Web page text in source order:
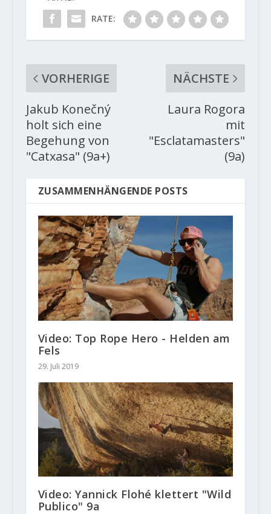
RATE:
VORHERIGE
Jakub Konečný
holt sich eine
Begehung von
"Catxasa" (9a+)
NÄCHSTE
Laura Rogora
mit
"Esclatamasters"
(9a)
ZUSAMMENHÄNGENDE POSTS
Video: Top Rope Hero - Helden am
Fels
29. Juli 2019
Video: Yannick Flohé klettert "Wild
Publico" 9a